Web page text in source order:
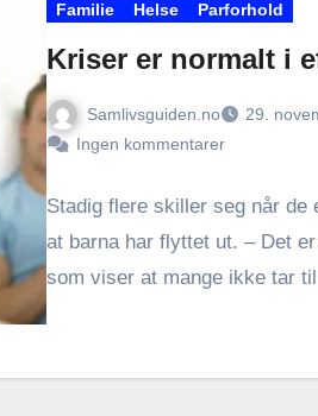
Familie Helse Parforhold
Kriser er normalt i
Samlivsguiden.no
29.
Ingen kommentarer
Stadig flere skiller seg når de
at barna har flyttet ut. – Det
som viser at mange ikke tar